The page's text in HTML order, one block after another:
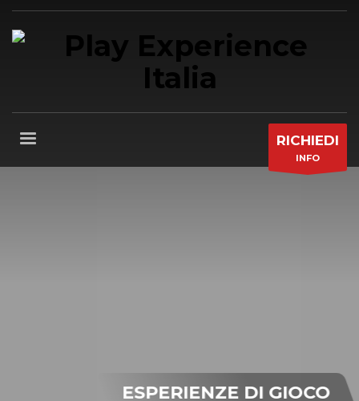
RICHIEDI
INFO
ESPERIENZE DI GIOCO